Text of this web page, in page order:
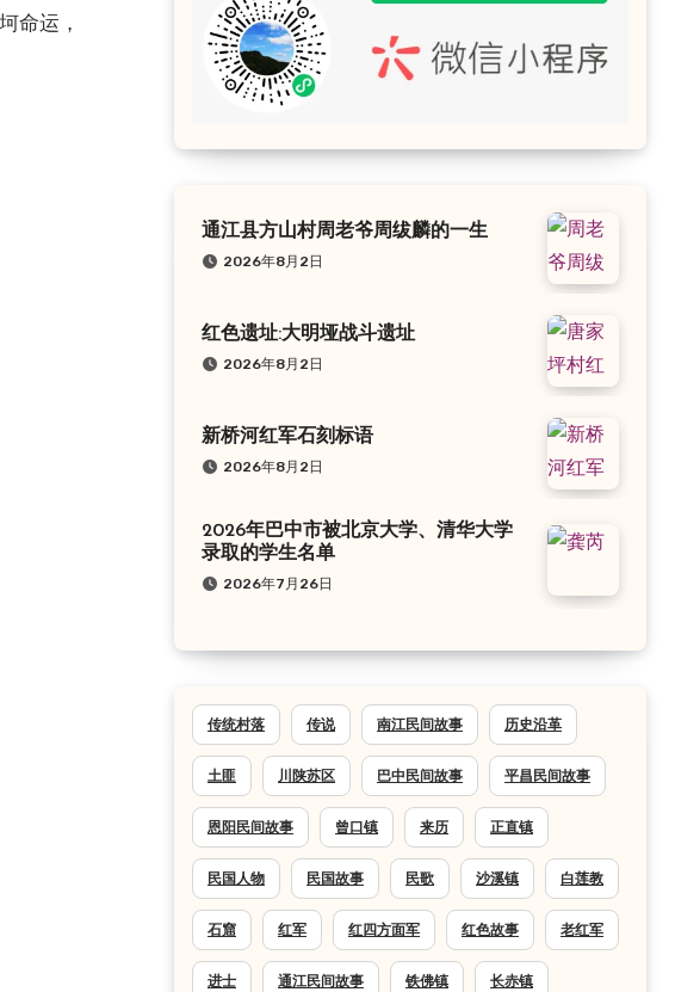
命运，
通江县方山村周老爷周绂麟的一生
2026年8月2日
红色遗址:大明垭战斗遗址
2026年8月2日
新桥河红军石刻标语
2026年8月2日
2026年巴中市被北京大学、清华大学
录取的学生名单
2026年7月26日
传统村落 传说 南江民间故事 历史沿革
土匪 川陕苏区 巴中民间故事 平昌民间故事
恩阳民间故事 曾口镇 来历 正直镇
民国人物 民国故事 民歌 沙溪镇 白莲教
石窟 红军 红四方面军 红色故事 老红军
进士 通江民间故事 铁佛镇 长赤镇